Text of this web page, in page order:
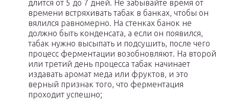
длится от 5 до 7 дней. Не забывайте время от
времени встряхивать табак в банках, чтобы он
вялился равномерно. На стенках банок не
должно быть конденсата, а если он появился,
табак нужно высыпать и подсушить, после чего
процесс ферментации возобновляют. На второй
или третий день процесса табак начинает
издавать аромат меда или фруктов, и это
верный признак того, что ферментация
проходит успешно;